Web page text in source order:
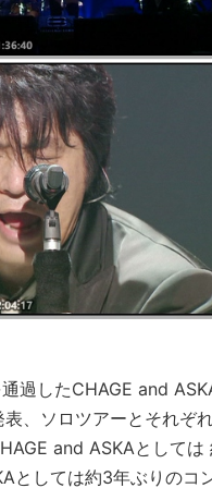
過したCHAGE and
、ソロツアーとそれぞ
and ASKAとして
としては約3年ぶりの